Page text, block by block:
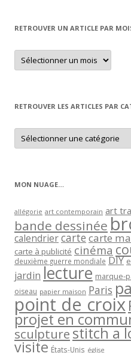
RETROUVER UN ARTICLE PAR
Retrouver
un
article
RETROUVER LES ARTICLES PAR
Retrouver
les
articles
MON NUAGE…
allégorie art contemporain art
bande dessinée
calendriercartecarte
carte à publicité cinéma
deuxième guerre mondiale DIY
jardin lecture marque-
oiseau papier maison Paris
point de croix
projet en
sculpturestitch a
visite États-Unis église